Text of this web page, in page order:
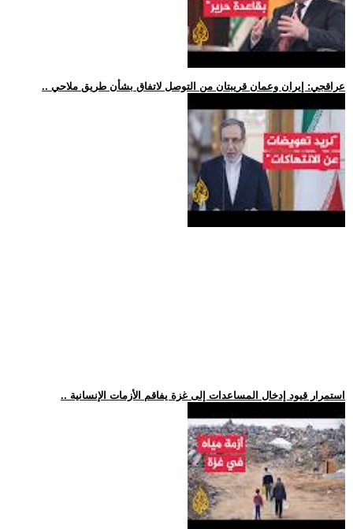
.. عراقجي: إيران وعمان قريبتان من التوصل لاتفاق بشأن طريق ملاحي
.. استمرار قيود إدخال المساعدات إلى غزة يفاقم الأزمات الإنسانية